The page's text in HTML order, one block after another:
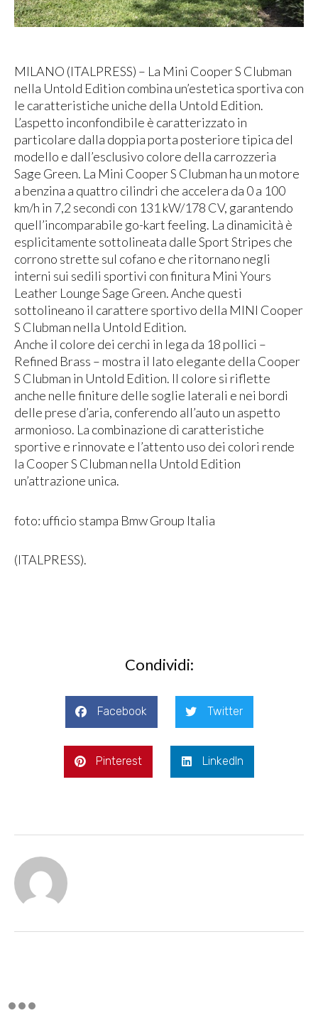
MILANO (ITALPRESS) – La Mini Cooper S Clubman
nella Untold Edition combina un’estetica sportiva con
le caratteristiche uniche della Untold Edition.
L’aspetto inconfondibile è caratterizzato in
particolare dalla doppia porta posteriore tipica del
modello e dall’esclusivo colore della carrozzeria
Sage Green. La Mini Cooper S Clubman ha un motore
a benzina a quattro cilindri che accelera da 0 a 100
km/h in 7,2 secondi con 131 kW/178 CV, garantendo
quell’incomparabile go-kart feeling. La dinamicità è
esplicitamente sottolineata dalle Sport Stripes che
corrono strette sul cofano e che ritornano negli
interni sui sedili sportivi con finitura Mini Yours
Leather Lounge Sage Green. Anche questi
sottolineano il carattere sportivo della MINI Cooper
S Clubman nella Untold Edition.
Anche il colore dei cerchi in lega da 18 pollici –
Refined Brass – mostra il lato elegante della Cooper
S Clubman in Untold Edition. Il colore si riflette
anche nelle finiture delle soglie laterali e nei bordi
delle prese d’aria, conferendo all’auto un aspetto
armonioso. La combinazione di caratteristiche
sportive e rinnovate e l’attento uso dei colori rende
la Cooper S Clubman nella Untold Edition
un’attrazione unica.
foto: ufficio stampa Bmw Group Italia
(ITALPRESS).
Condividi:
Facebook Twitter
Pinterest LinkedIn